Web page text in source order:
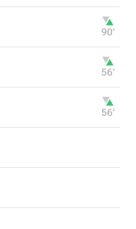
90‎’‎
56‎’‎
56‎’‎